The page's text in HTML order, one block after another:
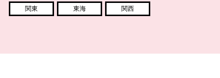
関東 東海 関西